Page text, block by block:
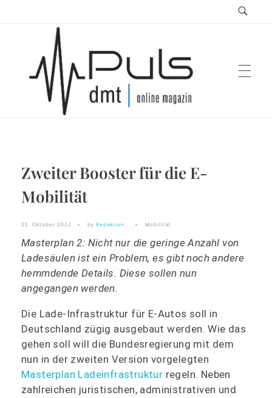
Puls Magazin
Zukunft der Mobilität
Zweiter Booster für die E-
Mobilität
20. Oktober 2022 by Redaktion Mobilität
Masterplan 2: Nicht nur die geringe Anzahl von
Ladesäulen ist ein Problem, es gibt noch andere
hemmdende Details. Diese sollen nun
angegangen werden.
Die Lade-Infrastruktur für E-Autos soll in
Deutschland zügig ausgebaut werden. Wie das
gehen soll will die Bundesregierung mit dem
nun in der zweiten Version vorgelegten
Masterplan Ladeinfrastruktur regeln. Neben
zahlreichen juristischen, administrativen und